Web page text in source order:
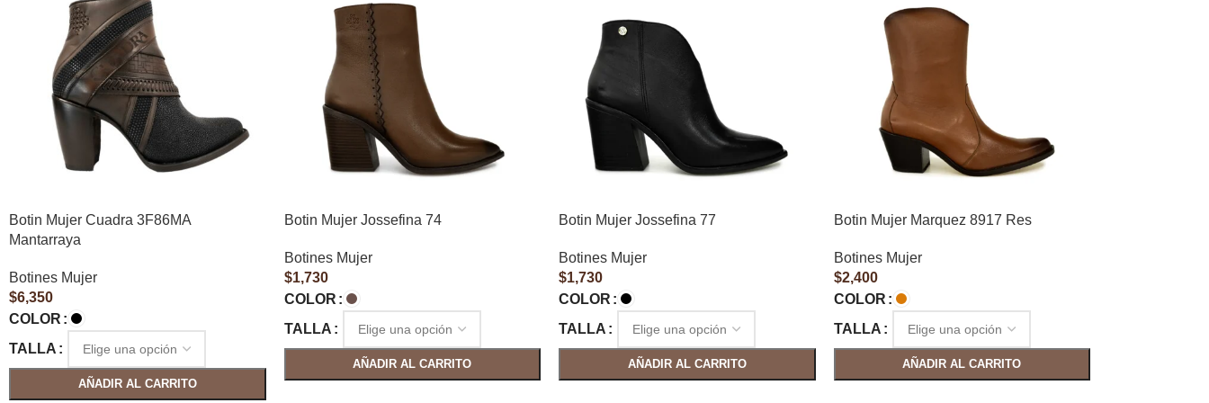
Botin Mujer Cuadra 3F86MA
Mantarraya
Botines Mujer
$6,350
COLOR
TALLA
AÑADIR AL CARRITO
Botin Mujer Jossefina 74
Botines Mujer
$1,730
COLOR
TALLA
AÑADIR AL CARRITO
Botin Mujer Jossefina 77
Botines Mujer
$1,730
COLOR
TALLA
AÑADIR AL CARRITO
Botin Mujer Marquez 8917 Res
Botines Mujer
$2,400
COLOR
TALLA
AÑADIR AL CARRITO